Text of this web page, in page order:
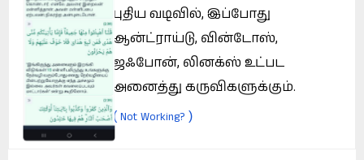
புதிய வடிவில், இப்போது
ஆன்ட்ராய்டு, வின்டோஸ்,
ஜஃபோன், லினக்ஸ் உட்பட
அனைத்து கருவிகளுக்கும்.
(Not Working? )